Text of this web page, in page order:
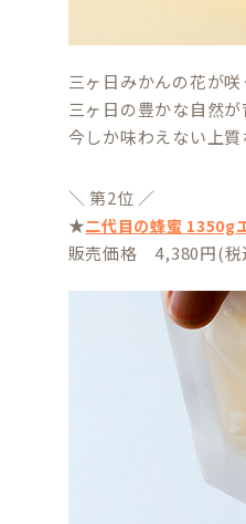
三ヶ日みかんの花が
三ヶ日の豊かな自然が
今しか味わえない上質
＼ 第2位 ／
★二代目の蜂蜜 1350g
販売価格 4,380円(税